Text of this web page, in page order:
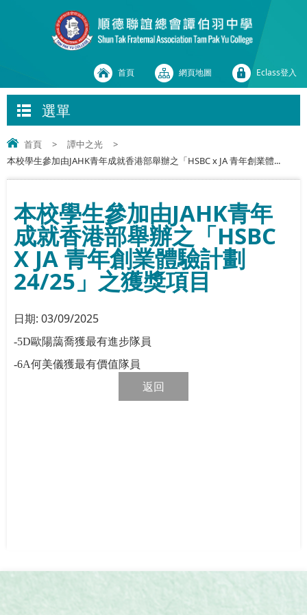
首頁 網頁地圖 Eclass登入
選單
首頁 > 譚中之光
>
本校學生參加由JAHK青年成就香港部舉辦之「HSBC x JA 青年創業體...
本校學生參加由JAHK青年
成就香港部舉辦之「HSBC
X JA 青年創業體驗計劃
24/25」之獲獎項目
日期: 03/09/2025
-5D歐陽藹喬獲最有進步隊員
-6A何美儀獲最有價值隊員
返回